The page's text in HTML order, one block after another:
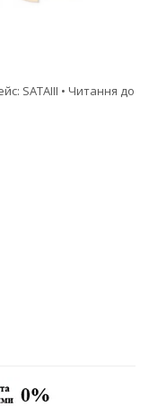
SATAIII • Читання до